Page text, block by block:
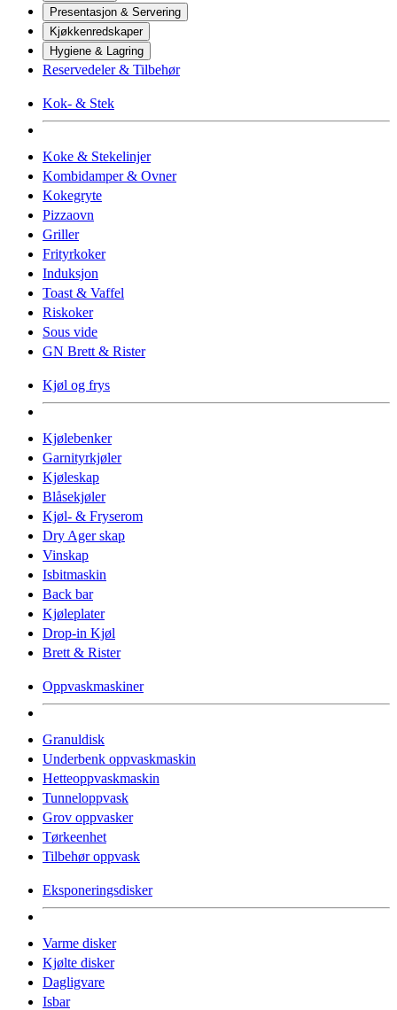
Presentasjon & Servering
Kjøkkenredskaper
Hygiene & Lagring
Reservedeler & Tilbehør
Kok- & Stek
Koke & Stekelinjer
Kombidamper & Ovner
Kokegryte
Pizzaovn
Griller
Frityrkoker
Induksjon
Toast & Vaffel
Riskoker
Sous vide
GN Brett & Rister
Kjøl og frys
Kjølebenker
Garnityrkjøler
Kjøleskap
Blåsekjøler
Kjøl- & Fryserom
Dry Ager skap
Vinskap
Isbitmaskin
Back bar
Kjøleplater
Drop-in Kjøl
Brett & Rister
Oppvaskmaskiner
Granuldisk
Underbenk oppvaskmaskin
Hetteoppvaskmaskin
Tunneloppvask
Grov oppvasker
Tørkeenhet
Tilbehør oppvask
Eksponeringsdisker
Varme disker
Kjølte disker
Dagligvare
Isbar